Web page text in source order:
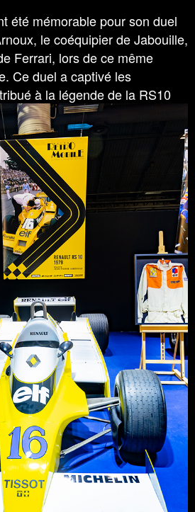
été mémorable pour son duel
le coéquipier de Jabouille,
Ferrari, lors de ce même
Ce duel a captivé les
à la légende de la RS10